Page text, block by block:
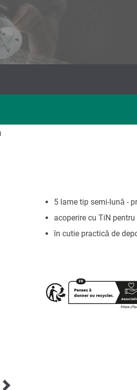
5 lame tip semi-lună -
acoperire cu TiN
în cutie practică de